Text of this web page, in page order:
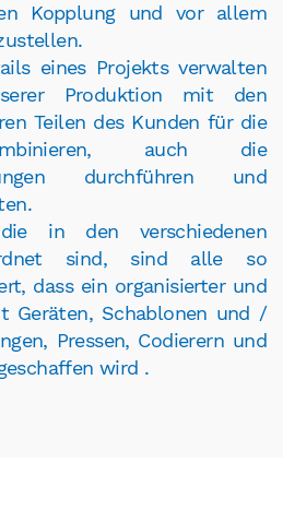
Kopplung und vor allem
eines Projekts verwalten
Produktion mit den
Teilen des Kunden für die
auch die
durchführen und
in den verschiedenen
sind, sind alle so
dass ein organisierter und
Geräten, Schablonen und /
Pressen, Codierern und
wird .